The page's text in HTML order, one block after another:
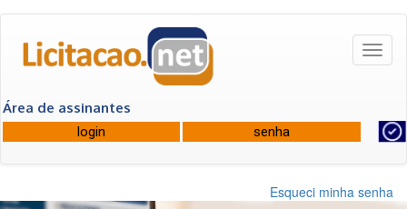
Área de assinantes
Esqueci minha senha